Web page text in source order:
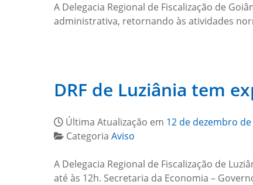
A Delegacia Regional de Fiscalização de
administrativa, retornando às atividades
DRF de Luziânia tem
Última Atualização em 12 de dezembro
Categoria Aviso
A Delegacia Regional de Fiscalização de
até às 12h. Secretaria da Economia –